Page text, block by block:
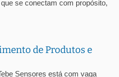
se conectam com propósito,
de Produtos e
Sensores está com vaga